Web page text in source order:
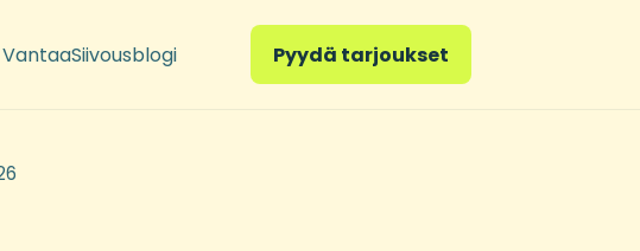
VantaaSiivousblogi Pyydä tarjoukset